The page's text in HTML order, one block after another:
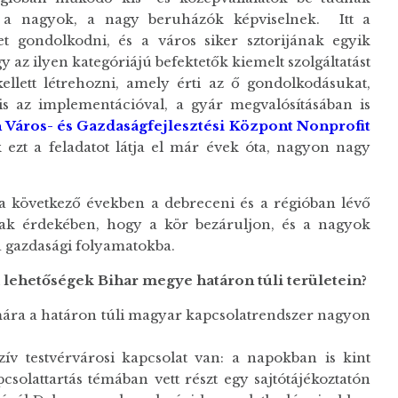
a nagyok, a nagy beruházók képviselnek. Itt a
gondolkodni, és a város siker sztorijának egyik
az ilyen kategóriájú befektetők kiemelt szolgáltatást
létrehozni, amely érti az ő gondolkodásukat,
implementációval, a gyár megvalósításában is
Város- és Gazdaságfejlesztési Központ Nonprofit
a feladatot látja el már évek óta, nagyon nagy
években a debreceni és a régióban lévő
érdekében, hogy a kör bezáruljon, és a nagyok
folyamatokba.
Bihar megye határon túli területein?
a határon túli magyar kapcsolatrendszer nagyon
testvérvárosi kapcsolat van: a napokban is kint
témában vett részt egy sajtótájékoztatón